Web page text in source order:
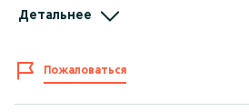
Произведено в Узбекистане.
Подробности по телефону:
С Уважением,
Компания PLATINUM DЕCOR
Детальнее
Пожаловаться